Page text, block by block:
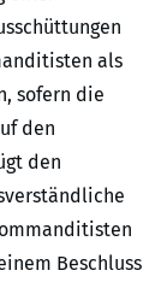
als
sofern die
den
den
Beschluss